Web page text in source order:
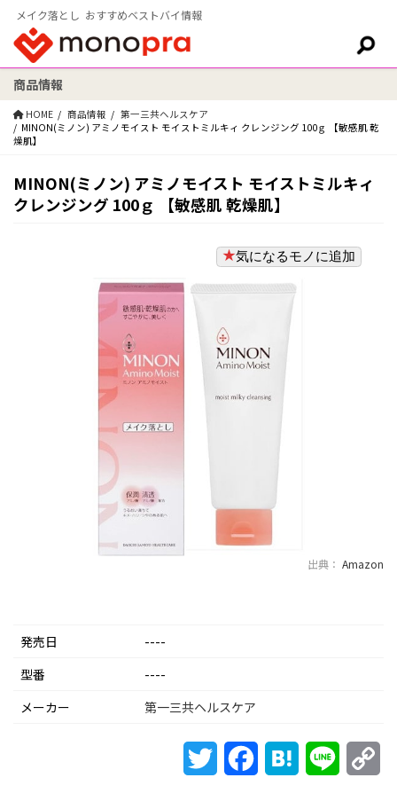
メイク落とし おすすめベストバイ情報
検索:
商品情報
HOME 商品情報
第一三共ヘルスケア
MINON(ミノン) アミノモイスト モイストミルキィ クレンジング 100ｇ 【敏感肌 乾
燥肌】
MINON(ミノン) アミノモイスト モイストミルキィ
クレンジング 100ｇ 【敏感肌 乾燥肌】
気になるモノに追加
出典： Amazon
発売日
----
型番
----
メーカー
第一三共ヘルスケア
Twitter FacebookHatena Line